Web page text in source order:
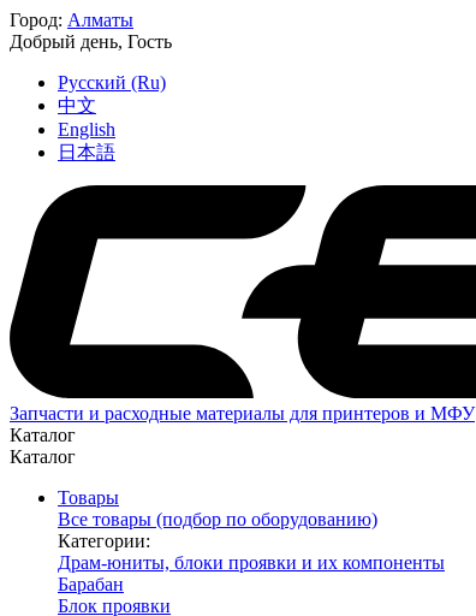
Город: Алматы
Добрый день, Гость
Русский (Ru)
中文
English
日本語
Запчасти и расходные материалы для принтеров и МФУ
Каталог
Каталог
Товары
Все товары (подбор по оборудованию)
Категории:
Драм-юниты, блоки проявки и их компоненты
Барабан
Блок проявки